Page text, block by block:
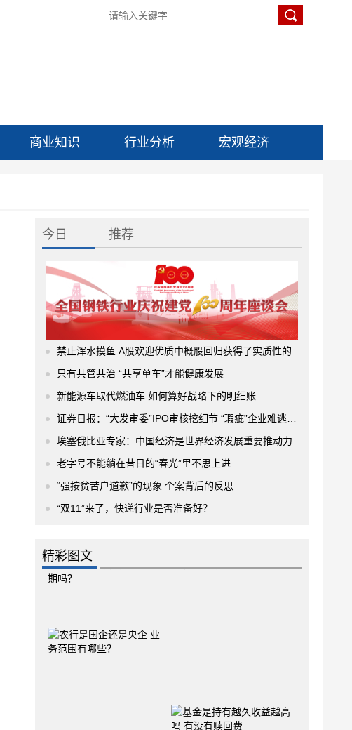
商业知识 行业分析 宏观经济
今日 推荐
禁止浑水摸鱼 A股欢迎优质中概股回归获得了实质性的进展
只有共管共治 “共享单车”才能健康发展
新能源车取代燃油车 如何算好战略下的明细账
证券日报：“大发审委”IPO审核挖细节 “瑕疵”企业难逃法眼
埃塞俄比亚专家：中国经济是世界经济发展重要推动力
老字号不能躺在昔日的“春光”里不思上进
“强按贫苦户道歉”的现象 个案背后的反思
“双11”来了，快递行业是否准备好？
精彩图文